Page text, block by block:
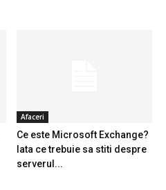
Afaceri
Ce este Microsoft Exchange?
Iata ce trebuie sa stiti despre
serverul...